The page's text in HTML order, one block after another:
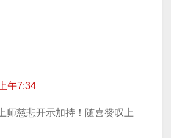
午7:34
师慈悲开示加持！随喜赞叹上